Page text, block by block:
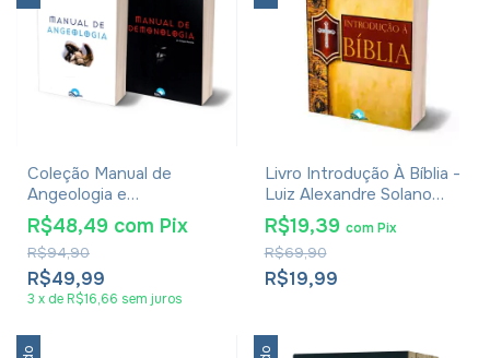
Coleção Manual de
Angeologia e
Demonologia
R$49,99
R$94,90
R$48,49 com Pix
3 x de R$16,66 sem juros
Livro Introdução À Bíblia -
Luiz Alexandre Solano
Rossi
R$19,99
R$69,90
R$19,39 com Pix